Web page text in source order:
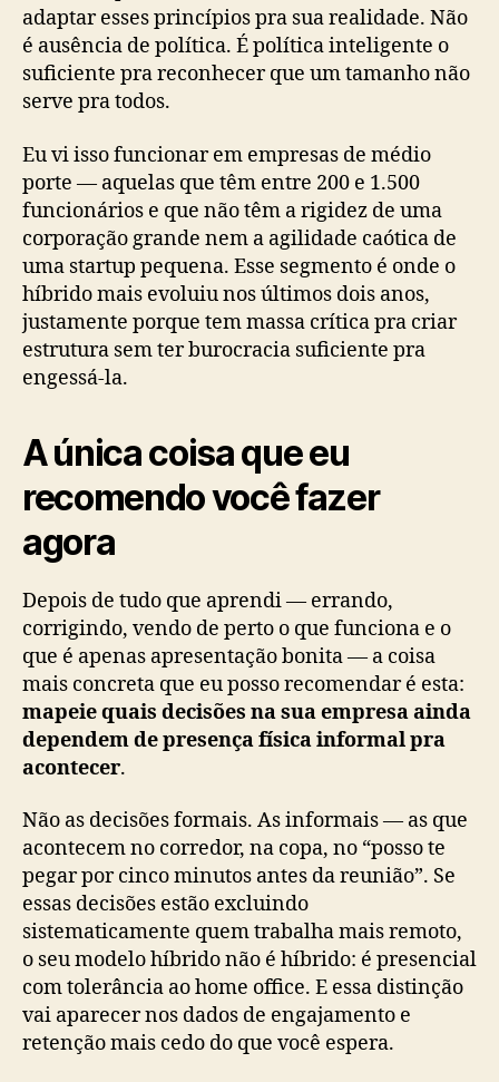
adaptar esses princípios pra sua realidade. Não
é ausência de política. É política inteligente o
suficiente pra reconhecer que um tamanho não
serve pra todos.
Eu vi isso funcionar em empresas de médio
porte — aquelas que têm entre 200 e 1.500
funcionários e que não têm a rigidez de uma
corporação grande nem a agilidade caótica de
uma startup pequena. Esse segmento é onde o
híbrido mais evoluiu nos últimos dois anos,
justamente porque tem massa crítica pra criar
estrutura sem ter burocracia suficiente pra
engessá-la.
A única coisa que eu
recomendo você fazer
agora
Depois de tudo que aprendi — errando,
corrigindo, vendo de perto o que funciona e o
que é apenas apresentação bonita — a coisa
mais concreta que eu posso recomendar é esta:
mapeie quais decisões na sua empresa ainda
dependem de presença física informal pra
acontecer.
Não as decisões formais. As informais — as que
acontecem no corredor, na copa, no “posso te
pegar por cinco minutos antes da reunião”. Se
essas decisões estão excluindo
sistematicamente quem trabalha mais remoto,
o seu modelo híbrido não é híbrido: é presencial
com tolerância ao home office. E essa distinção
vai aparecer nos dados de engajamento e
retenção mais cedo do que você espera.